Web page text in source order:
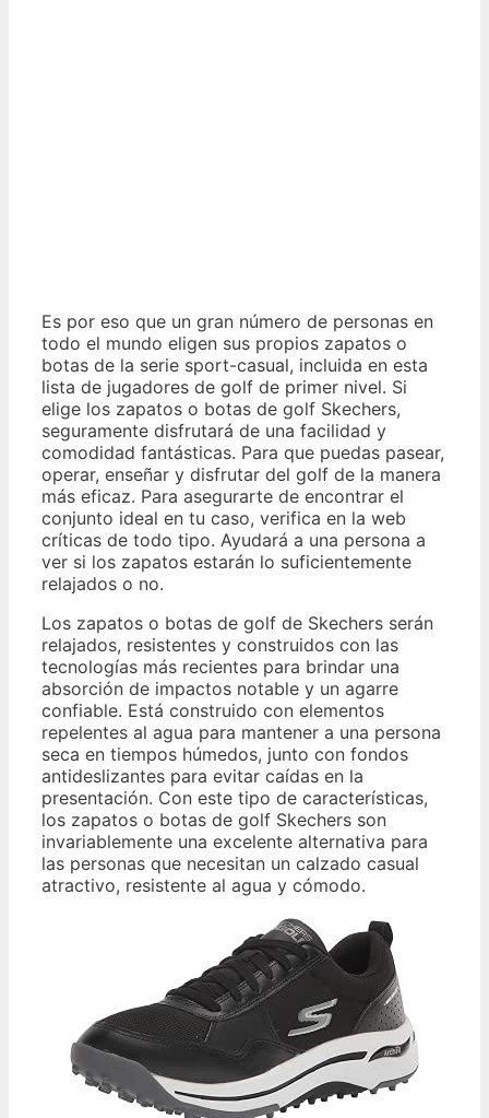
Es por eso que un gran número de personas en
todo el mundo eligen sus propios zapatos o
botas de la serie sport-casual, incluida en esta
lista de jugadores de golf de primer nivel. Si
elige los zapatos o botas de golf Skechers,
seguramente disfrutará de una facilidad y
comodidad fantásticas. Para que puedas pasear,
operar, enseñar y disfrutar del golf de la manera
más eficaz. Para asegurarte de encontrar el
conjunto ideal en tu caso, verifica en la web
críticas de todo tipo. Ayudará a una persona a
ver si los zapatos estarán lo suficientemente
relajados o no.
Los zapatos o botas de golf de Skechers serán
relajados, resistentes y construidos con las
tecnologías más recientes para brindar una
absorción de impactos notable y un agarre
confiable. Está construido con elementos
repelentes al agua para mantener a una persona
seca en tiempos húmedos, junto con fondos
antideslizantes para evitar caídas en la
presentación. Con este tipo de características,
los zapatos o botas de golf Skechers son
invariablemente una excelente alternativa para
las personas que necesitan un calzado casual
atractivo, resistente al agua y cómodo.